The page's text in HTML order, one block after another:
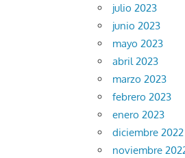
julio 2023
junio 2023
mayo 2023
abril 2023
marzo 2023
febrero 2023
enero 2023
diciembre 2022
noviembre